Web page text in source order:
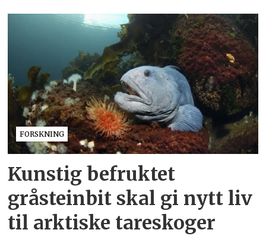
FORSKNING
Kunstig befruktet
gråsteinbit skal gi nytt liv
til arktiske tareskoger